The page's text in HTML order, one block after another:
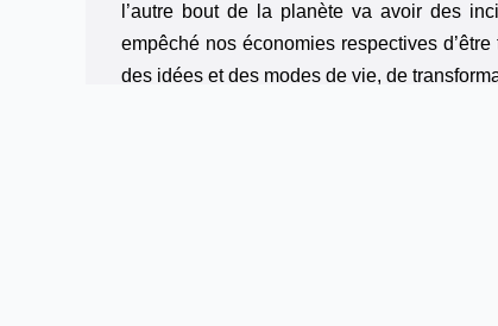
l’autre bout de la planète va avoir des
empêché nos économies respectives
des idées et des modes de vie, de